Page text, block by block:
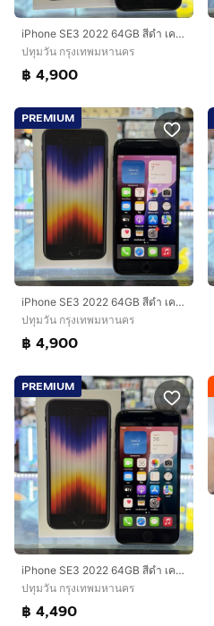
iPhone SE3 2022 64GB สีดำ เครื่องศูนย์ โมเดลTH สภาพสวยมากๆ จอขนแมวนิด รองรับ5G สุขภาพแบต95% ครบยกกล่อง🔥🔥
ปทุมวัน กรุงเทพมหานคร
฿ 4,900
PREMIUM
iPhone SE3 2022 64GB สีดำ เครื่องศูนย์ โมเดลTH สภาพสวยมากๆ รองรับ5G สุขภาพแบต93% เครื่องใช้งานดีเยี่ยม ครบยกกล่อง🔥🔥
ปทุมวัน กรุงเทพมหานคร
฿ 4,900
PREMIUM
iPhone SE3 2022 64GB สีดำ เครื่องศูนย์ โมเดลTH สภาพสวยมาก จอมีรอยขนแมว รองรับ5G สุขภาพแบต91% เครื่องใช้งานดีเยี่ยม ครบยกกล่อง🩷🩷
ปทุมวัน กรุงเทพมหานคร
฿ 4,490